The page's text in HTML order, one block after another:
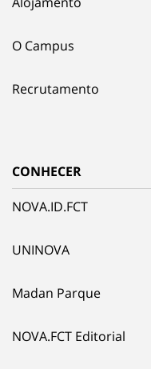
O Campus
Recrutamento
CONHECER
NOVA.ID.FCT
UNINOVA
Madan Parque
NOVA.FCT Editorial